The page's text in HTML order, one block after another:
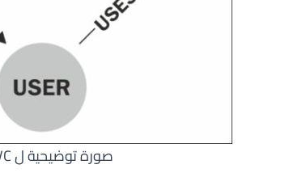
صورة توضيحية ل MVC